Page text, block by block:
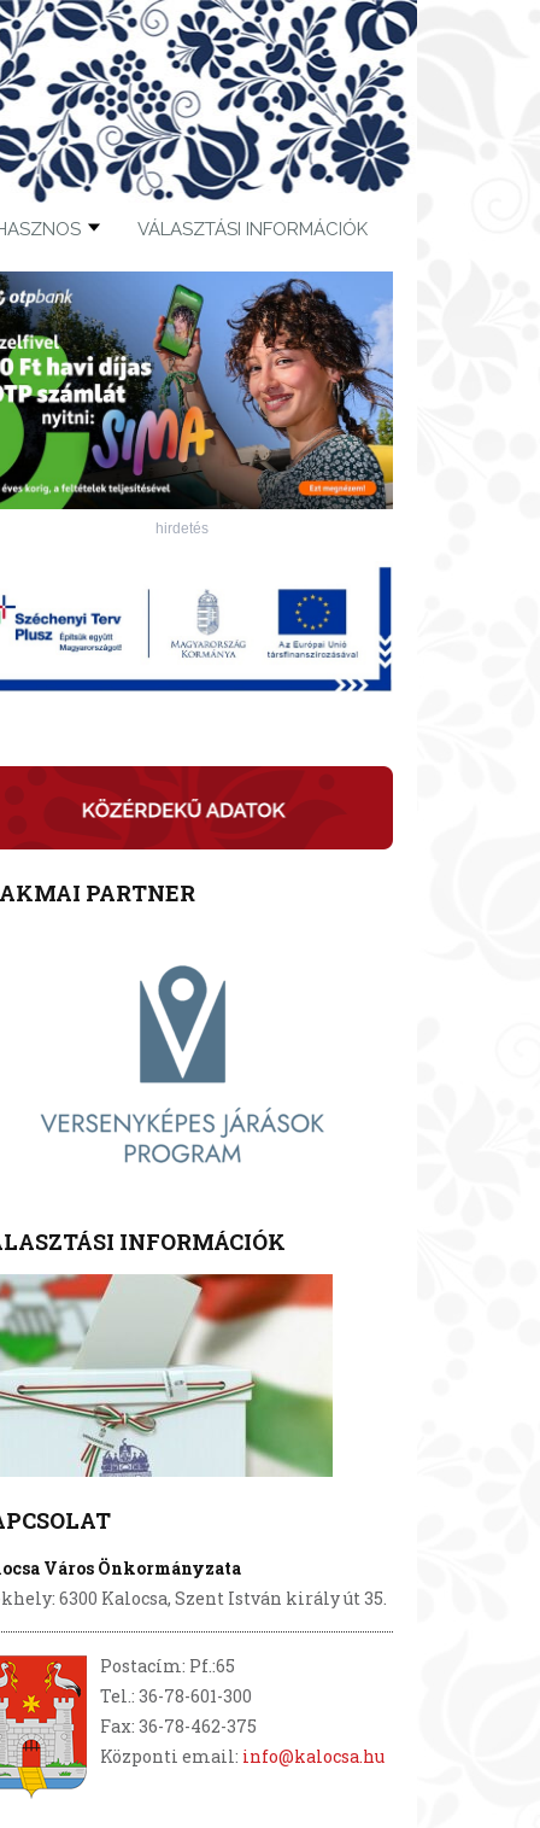
VÁLASZTÁSI INFORMÁCIÓK
hirdetés
PARTNER
INFORMÁCIÓK
Város Önkormányzata
6300 Kalocsa, Szent István király út 35.
Postacím: Pf.:65
Tel.: 36-78-601-300
Fax: 36-78-462-375
Központi email: info@kalocsa.hu